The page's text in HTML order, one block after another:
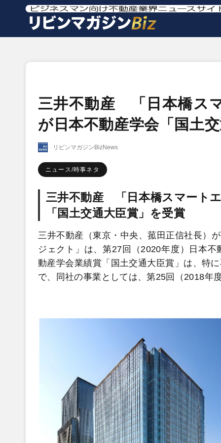
三井不動産 「日本橋ス
が日本不動産学会「国土
リビンマガジンBizNews
ニュース/時事ネタ
三井不動産 「日本橋スマート
「国土交通大臣賞」を受賞
三井不動産（東京・中央、菰田正信社長）
ジェクト」は、第27回（2020年度）日本
動産学会業績賞「国土交通大臣賞」は、特
で、同社の事業としては、第25回（2018年